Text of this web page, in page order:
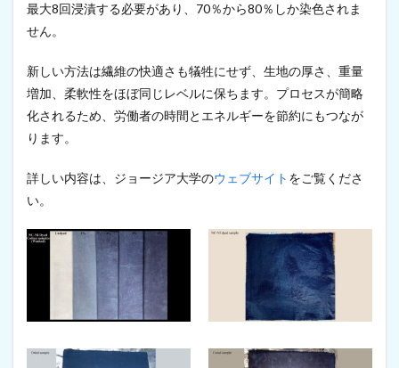
願
し
と
を
発
（
9
）
11
最大8回浸漬する必要があり、70％から80％しか染色されま
せん。
新しい方法は繊維の快適さも犠牲にせず、生地の厚さ、重量
増加、柔軟性をほぼ同じレベルに保ちます。プロセスが簡略
化されるため、労働者の時間とエネルギーを節約にもつなが
ります。
詳しい内容は、ジョージア大学のウェブサイト をご覧くださ
い。